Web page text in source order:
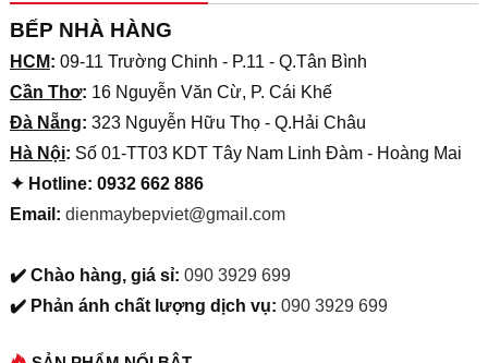
BẾP NHÀ HÀNG
HCM: 09-11 Trường Chinh - P.11 - Q.Tân Bình
Cần Thơ: 16 Nguyễn Văn Cừ, P. Cái Khế
Đà Nẵng: 323 Nguyễn Hữu Thọ - Q.Hải Châu
Hà Nội: Số 01-TT03 KDT Tây Nam Linh Đàm - Hoàng Mai
✦ Hotline: 0932 662 886
Email: dienmaybepviet@gmail.com
✔️ Chào hàng, giá sỉ: 090 3929 699
✔️ Phản ánh chất lượng dịch vụ: 090 3929 699